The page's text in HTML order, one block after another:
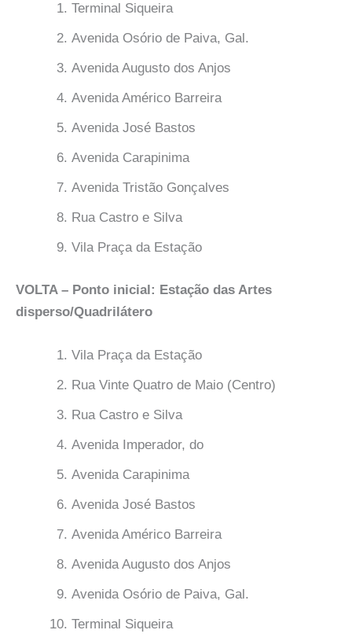
Terminal Siqueira
Avenida Osório de Paiva, Gal.
Avenida Augusto dos Anjos
Avenida Américo Barreira
Avenida José Bastos
Avenida Carapinima
Avenida Tristão Gonçalves
Rua Castro e Silva
Vila Praça da Estação
VOLTA – Ponto inicial: Estação das Artes
disperso/Quadrilátero
Vila Praça da Estação
Rua Vinte Quatro de Maio (Centro)
Rua Castro e Silva
Avenida Imperador, do
Avenida Carapinima
Avenida José Bastos
Avenida Américo Barreira
Avenida Augusto dos Anjos
Avenida Osório de Paiva, Gal.
Terminal Siqueira